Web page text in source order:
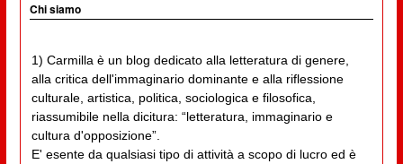
Chi siamo
1) Carmilla è un blog dedicato alla letteratura di genere,
alla critica dell'immaginario dominante e alla riflessione
culturale, artistica, politica, sociologica e filosofica,
riassumibile nella dicitura: “letteratura, immaginario e
cultura d'opposizione”.
E' esente da qualsiasi tipo di attività a scopo di lucro ed è